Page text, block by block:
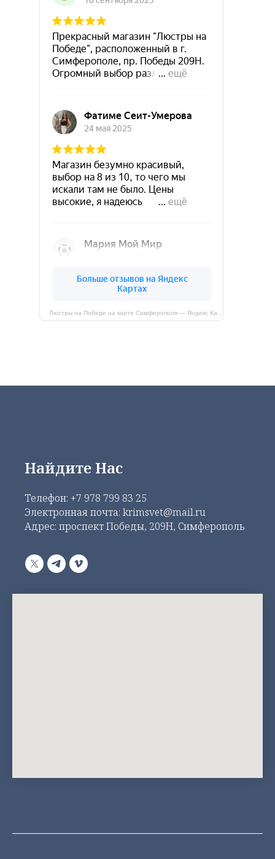
Найдите Нас
Телефон: +7 978 799 83 25
Электронная почта: krimsvet@mail.ru
Адрес: проспект Победы, 209Н, Симферополь